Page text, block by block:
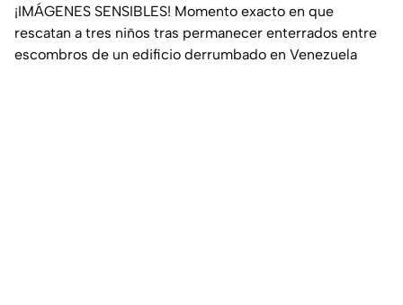
¡IMÁGENES SENSIBLES! Momento exacto en que
rescatan a tres niños tras permanecer enterrados entre
escombros de un edificio derrumbado en Venezuela